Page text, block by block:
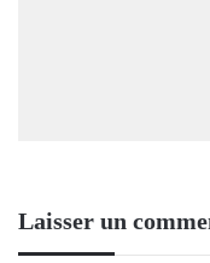
Laisser un